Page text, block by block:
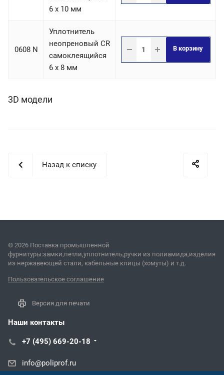
6 х 10 мм
0608 N
Уплотнитель
неопреновый CR
самоклеящийся
6 х 8 мм
В корзину
3D модели
Назад к списку
© 2026 Поставка промышленной
фурнитуры:замки,петли,уплотнитель,ручки из полиамида,изделия
из нержавеющей стали, кабельные клицы (хомуты) и т.д.
Пользовательское соглашение
Версия для печати
Наши контакты
+7 (495) 669-20-18
info@poliprof.ru